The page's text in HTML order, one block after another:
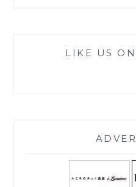
LIKE US